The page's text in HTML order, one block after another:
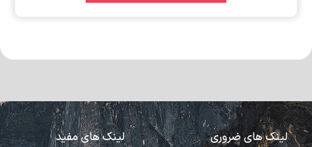
لینک های ضروری لینک های مفید